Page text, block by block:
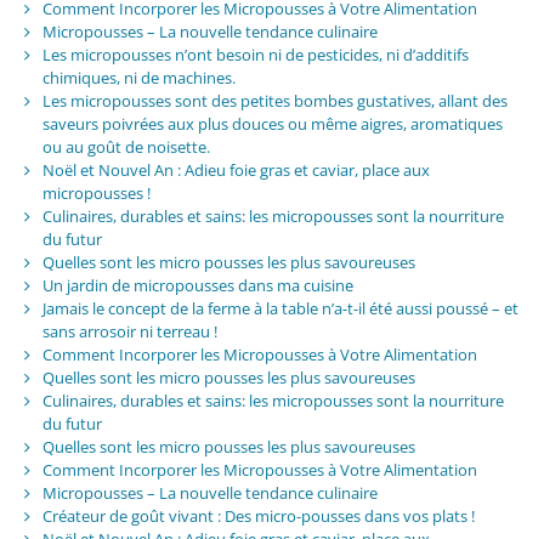
Comment Incorporer les Micropousses à Votre Alimentation
Micropousses – La nouvelle tendance culinaire
Les micropousses n’ont besoin ni de pesticides, ni d’additifs
chimiques, ni de machines.
Les micropousses sont des petites bombes gustatives, allant des
saveurs poivrées aux plus douces ou même aigres, aromatiques
ou au goût de noisette.
Noël et Nouvel An : Adieu foie gras et caviar, place aux
micropousses !
Culinaires, durables et sains: les micropousses sont la nourriture
du futur
Quelles sont les micro pousses les plus savoureuses
Un jardin de micropousses dans ma cuisine
Jamais le concept de la ferme à la table n’a-t-il été aussi poussé – et
sans arrosoir ni terreau !
Comment Incorporer les Micropousses à Votre Alimentation
Quelles sont les micro pousses les plus savoureuses
Culinaires, durables et sains: les micropousses sont la nourriture
du futur
Quelles sont les micro pousses les plus savoureuses
Comment Incorporer les Micropousses à Votre Alimentation
Micropousses – La nouvelle tendance culinaire
Créateur de goût vivant : Des micro-pousses dans vos plats !